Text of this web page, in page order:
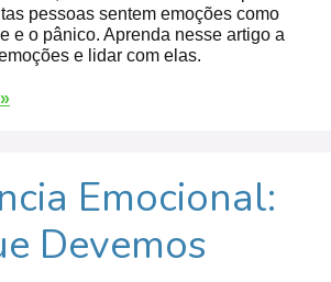
pessoas sentem emoções como
e o pânico. Aprenda nesse artigo a
e lidar com elas.
Emocional:
Devemos